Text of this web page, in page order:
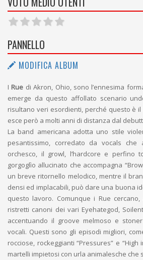
PANNELLO
MODIFICA ALBUM
I Rue di Akron, Ohio, sono l’ennesima
emerge da questo affollato scenario
risultano veri esordienti, perché questo è
esce però a molti anni di distanza dal
La band americana adotta uno stile
pesantissimo, corredato da vocals che
orchesco, il growl, l’hardcore e perfino
gorgoglìo allucinato che accompagna
un breve ritornello melodico, mentre il
densi ed implacabili, può dare una buona
questo lavoro. Comunque i Rue
ristretti canoni dei vari Eyehategod,
accentuando il groove melmoso e
vocali. Questi sono gli episodi migliori,
rocciose, rockeggianti “Pressures” e
martelli impietosi con urla animalesche che